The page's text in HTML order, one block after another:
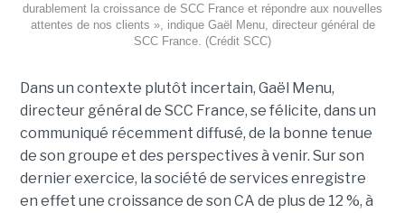
durablement la croissance de SCC France et répondre aux nouvelles
attentes de nos clients », indique Gaël Menu, directeur général de
SCC France. (Crédit SCC)
Dans un contexte plutôt incertain, Gaël Menu,
directeur général de SCC France, se félicite, dans un
communiqué récemment diffusé, de la bonne tenue
de son groupe et des perspectives à venir. Sur son
dernier exercice, la société de services enregistre
en effet une croissance de son CA de plus de 12 %, à